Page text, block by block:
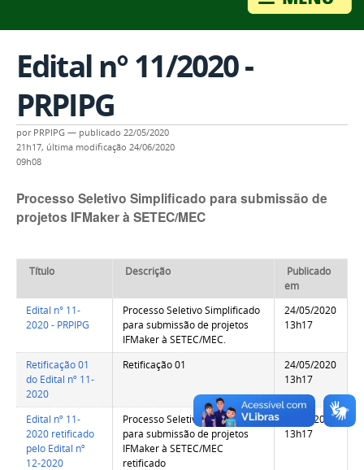
Edital n° 11/2020 -
PRPIPG
por PRPIPG — publicado 22/05/2020
21h17, última modificação 24/06/2020
09h08
Processo Seletivo Simplificado para submissão de
projetos IFMaker à SETEC/MEC
Título Descrição
Publicado
em
Edital n° 11-
2020 - PRPIPG
Processo Seletivo Simplificado
para submissão de projetos
IFMaker à SETEC/MEC.
24/05/2020
13h17
Retificação 01
do Edital nº 11-
2020
Retificação 01
24/05/2020
13h17
Edital nº 11-
2020 retificado
pelo Edital nº
12-2020
Processo Seletivo Simplificado
para submissão de projetos
IFMaker à SETEC/MEC
retificado
24/05/2020
13h17